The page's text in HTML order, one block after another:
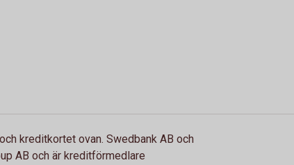
kreditkortet ovan. Swedbank AB och
AB och är kreditförmedlare